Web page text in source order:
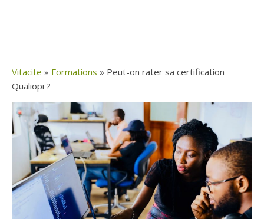
Vitacite » Formations » Peut-on rater sa certification
Qualiopi ?